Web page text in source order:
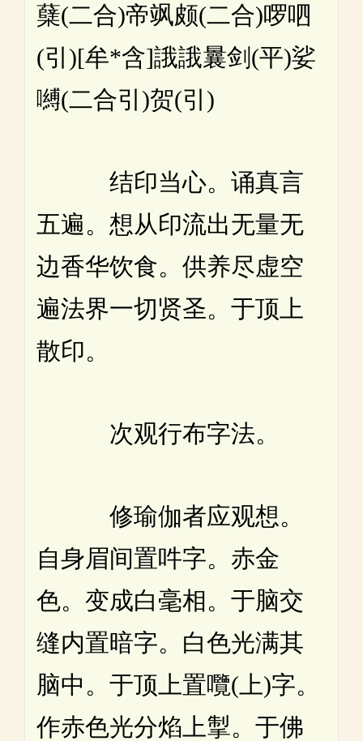
蘖(二合)帝飒颇(二合)啰呬
(引)[牟*含]誐誐曩剑(平)娑
嚩(二合引)贺(引)
结印当心。诵真言
五遍。想从印流出无量无
边香华饮食。供养尽虚空
遍法界一切贤圣。于顶上
散印。
次观行布字法。
修瑜伽者应观想。
自身眉间置吽字。赤金
色。变成白毫相。于脑交
缝内置暗字。白色光满其
脑中。于顶上置囕(上)字。
作赤色光分焰上掣。于佛